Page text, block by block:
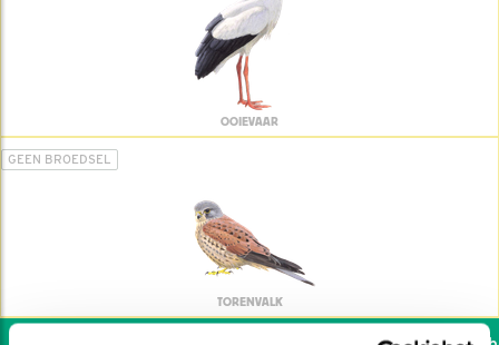
OOIEVAAR
GEEN BROEDSEL
TORENVALK